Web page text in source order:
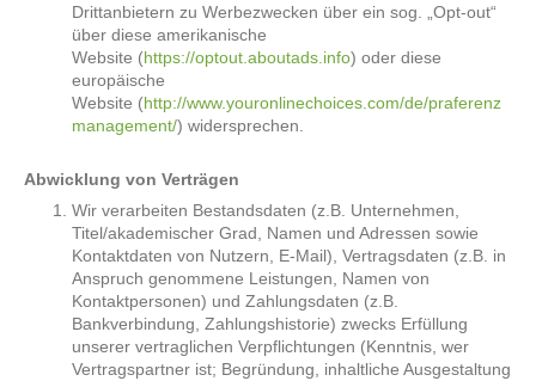
Drittanbietern zu Werbezwecken über ein sog. „Opt-out“
über diese amerikanische
Website (https://optout.aboutads.info) oder diese
europäische
Website (http://www.youronlinechoices.com/de/praferenz
management/) widersprechen.
Abwicklung von Verträgen
Wir verarbeiten Bestandsdaten (z.B. Unternehmen,
Titel/akademischer Grad, Namen und Adressen sowie
Kontaktdaten von Nutzern, E-Mail), Vertragsdaten (z.B. in
Anspruch genommene Leistungen, Namen von
Kontaktpersonen) und Zahlungsdaten (z.B.
Bankverbindung, Zahlungshistorie) zwecks Erfüllung
unserer vertraglichen Verpflichtungen (Kenntnis, wer
Vertragspartner ist; Begründung, inhaltliche Ausgestaltung